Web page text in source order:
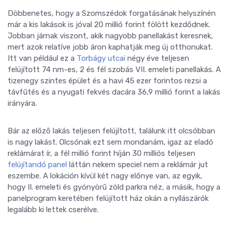
Döbbenetes, hogy a Szomszédok forgatásának helyszínén
már a kis lakások is jóval 20 millió forint fölött kezdődnek.
Jobban járnak viszont, akik nagyobb panellakást keresnek,
mert azok relatíve jobb áron kaphatják meg új otthonukat.
Itt van például ez a Torbágy utcai négy éve teljesen
felújított 74 nm-es, 2 és fél szobás VII. emeleti panellakás. A
tizenegy szintes épület és a havi 45 ezer forintos rezsi a
távfűtés és a nyugati fekvés dacára 36,9 millió forint a lakás
irányára.
Bár az előző lakás teljesen felújított, találunk itt olcsóbban
is nagy lakást. Olcsónak ezt sem mondanám, igaz az eladó
reklámárat ír, a fél millió forint híján 30 milliós teljesen
felújítandó panel láttán nekem speciel nem a reklámár jut
eszembe. A lokáción kívül két nagy előnye van, az egyik,
hogy II. emeleti és gyönyörű zöld parkra néz, a másik, hogy a
panelprogram keretében felújított ház okán a nyílászárók
legalább ki lettek cserélve.